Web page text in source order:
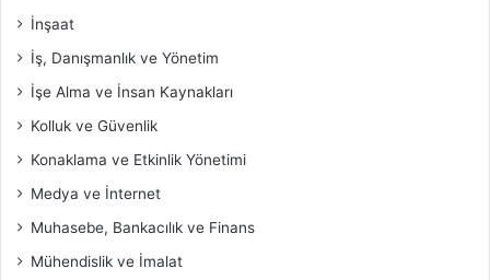
İnşaat
İş, Danışmanlık ve Yönetim
İşe Alma ve İnsan Kaynakları
Kolluk ve Güvenlik
Konaklama ve Etkinlik Yönetimi
Medya ve İnternet
Muhasebe, Bankacılık ve Finans
Mühendislik ve İmalat